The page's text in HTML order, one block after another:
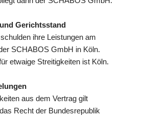
Gerichtsstand
ihre Leistungen am
SCHABOS GmbH in Köln.
etwaige Streitigkeiten ist Köln.
aus dem Vertrag gilt
Recht der Bundesrepublik